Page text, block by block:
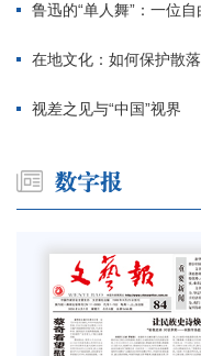
鲁迅的“单人舞”：一位
在地文化：如何保护散
视差之见与“中国”视界